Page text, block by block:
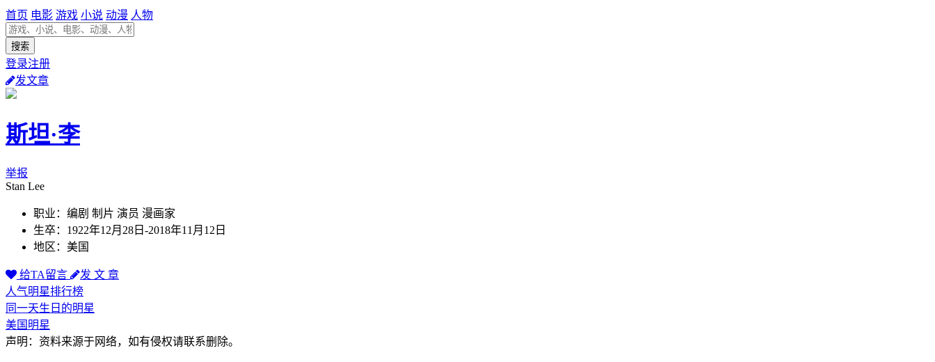
首页 电影 游戏 小说 动漫 人物
登录注册
发文章
斯坦·李
举报
Stan Lee
职业：编剧 制片 演员 漫画家
生卒：1922年12月28日-2018年11月12日
地区：美国
给TA留言
发 文 章
人气明星排行榜
同一天生日的明星
美国明星
声明：资料来源于网络，如有侵权请联系删除。